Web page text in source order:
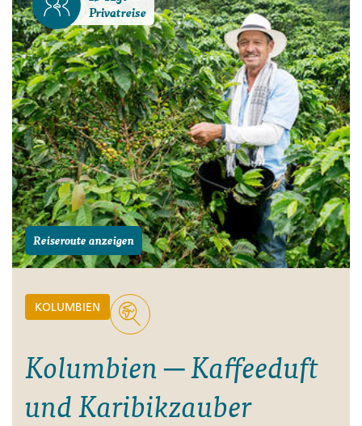
Privatreise
Reiseroute anzeigen
KOLUMBIEN
Kolumbien ─ Kaffeeduft
und Karibikzauber